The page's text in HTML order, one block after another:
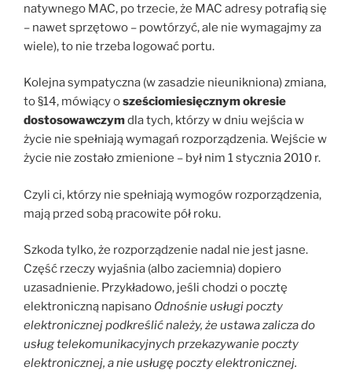
natywnego MAC, po trzecie, że MAC adresy potrafią się
– nawet sprzętowo – powtórzyć, ale nie wymagajmy za
wiele), to nie trzeba logować portu.
Kolejna sympatyczna (w zasadzie nieunikniona) zmiana,
to §14, mówiący osześciomiesięcznym okresie
dostosowawczymdla tych, którzy w dniu wejścia w
życie nie spełniają wymagań rozporządzenia. Wejście w
życie nie zostało zmienione – był nim 1 stycznia 2010 r.
Czyli ci, którzy nie spełniają wymogów rozporządzenia,
mają przed sobą pracowite pół roku.
Szkoda tylko, że rozporządzenie nadal nie jest jasne.
Część rzeczy wyjaśnia (albo zaciemnia) dopiero
uzasadnienie. Przykładowo, jeśli chodzi o pocztę
elektroniczną napisano Odnośnie usługi poczty
elektronicznej podkreślić należy, że ustawa zalicza do
usług telekomunikacyjnych przekazywanie poczty
elektronicznej, a nie usługę poczty elektronicznej.